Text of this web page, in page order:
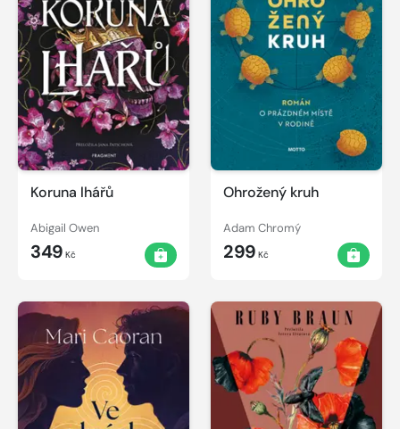
Koruna lhářů
Abigail Owen
349 Kč
Ohrožený kruh
Adam Chromý
299 Kč